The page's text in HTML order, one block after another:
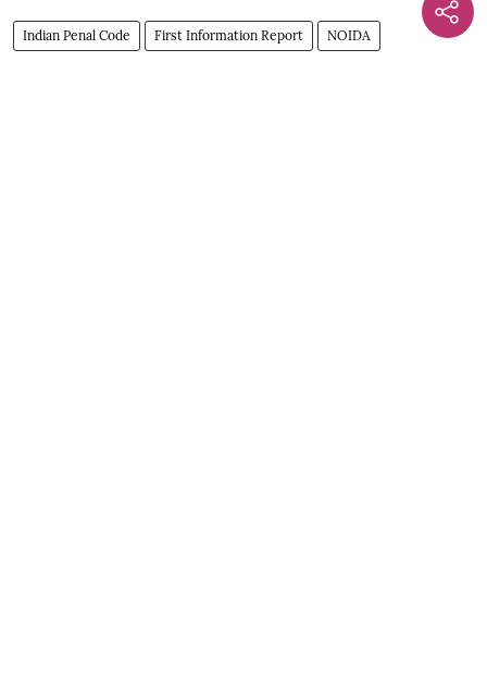
Indian Penal Code First Information Report NOIDA